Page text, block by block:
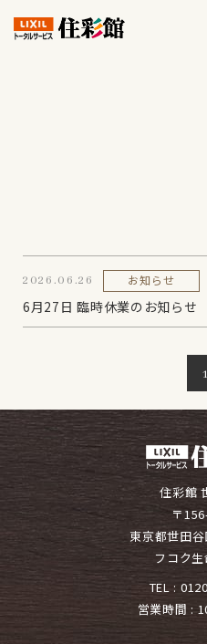
2026.06.26 お知らせ
6月27日 臨時休業のお知らせ
1
住彩館
〒
東京都世田
フコク
TEL :
営業時間 :